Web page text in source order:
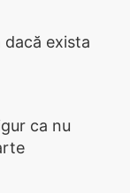
dacă exista
ca nu